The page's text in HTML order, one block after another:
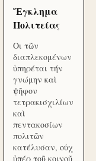
Ἔγκλημα
Πολιτείας
Οι τῶν
διαπλεκομένων
ὑπηρέται τήν
γνώμην καὶ
ψῆφον
τετρακισχιλίων
καὶ
πεντακοσίων
πολιτῶν
κατέλυσαν, οὐχ
ὑπέρ τοῦ κοινοῦ